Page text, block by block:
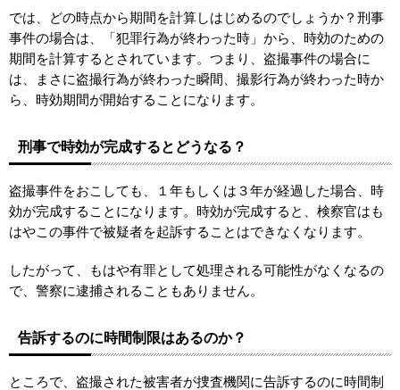
では、どの時点から期間を計算しはじめるのでしょうか？刑事
事件の場合は、「犯罪行為が終わった時」から、時効のための
期間を計算するとされています。つまり、盗撮事件の場合に
は、まさに盗撮行為が終わった瞬間、撮影行為が終わった時か
ら、時効期間が開始することになります。
刑事で時効が完成するとどうなる？
盗撮事件をおこしても、１年もしくは３年が経過した場合、時
効が完成することになります。時効が完成すると、検察官はも
はやこの事件で被疑者を起訴することはできなくなります。
したがって、もはや有罪として処理される可能性がなくなるの
で、警察に逮捕されることもありません。
告訴するのに時間制限はあるのか？
ところで、盗撮された被害者が捜査機関に告訴するのに時間制